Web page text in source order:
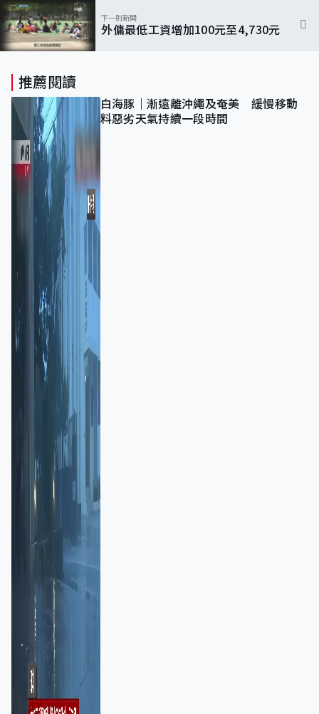
下一則新聞
外傭最低工資增加100元至4,730元
推薦閱讀
白海豚｜漸遠離沖繩及奄美 緩慢移動
料惡劣天氣持續一段時間